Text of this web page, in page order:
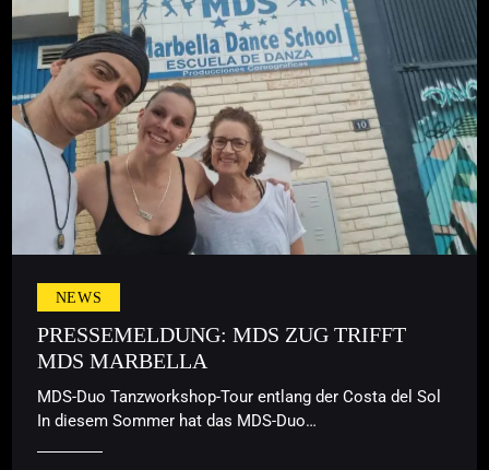
NEWS
PRESSEMELDUNG: MDS ZUG TRIFFT
MDS MARBELLA
MDS-Duo Tanzworkshop-Tour entlang der Costa del Sol
In diesem Sommer hat das MDS-Duo…